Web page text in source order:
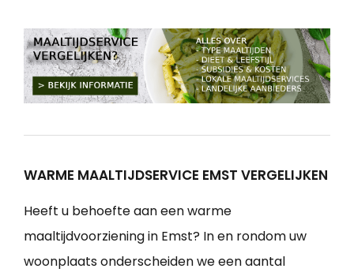
WARME MAALTIJDSERVICE EMST VERGELIJKEN
Heeft u behoefte aan een warme
maaltijdvoorziening in Emst? In en rondom uw
woonplaats onderscheiden we een aantal